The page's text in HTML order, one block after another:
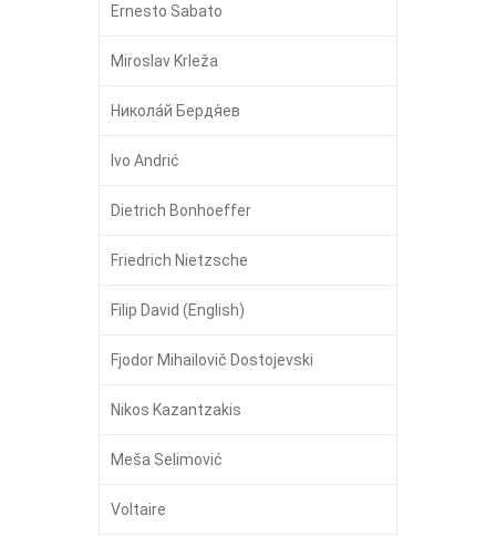
Ernesto Sabato
Miroslav Krleža
Никола́й Бердя́ев
Ivo Andrić
Dietrich Bonhoeffer
Friedrich Nietzsche
Filip David (English)
Fjodor Mihailovič Dostojevski
Nikos Kazantzakis
Meša Selimović
Voltaire